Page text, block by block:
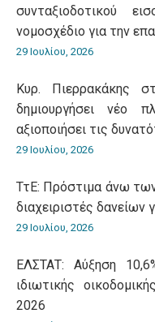
συνταξιοδοτικού
νομοσχέδιο για την
29 Ιουλίου, 2026
Κυρ. Πιερρακάκης
δημιουργήσει νέο
αξιοποιήσει τις
29 Ιουλίου, 2026
ΤτΕ: Πρόστιμα άνω
διαχειριστές δανείων
29 Ιουλίου, 2026
ΕΛΣΤΑΤ: Αύξηση
ιδιωτικής
2026